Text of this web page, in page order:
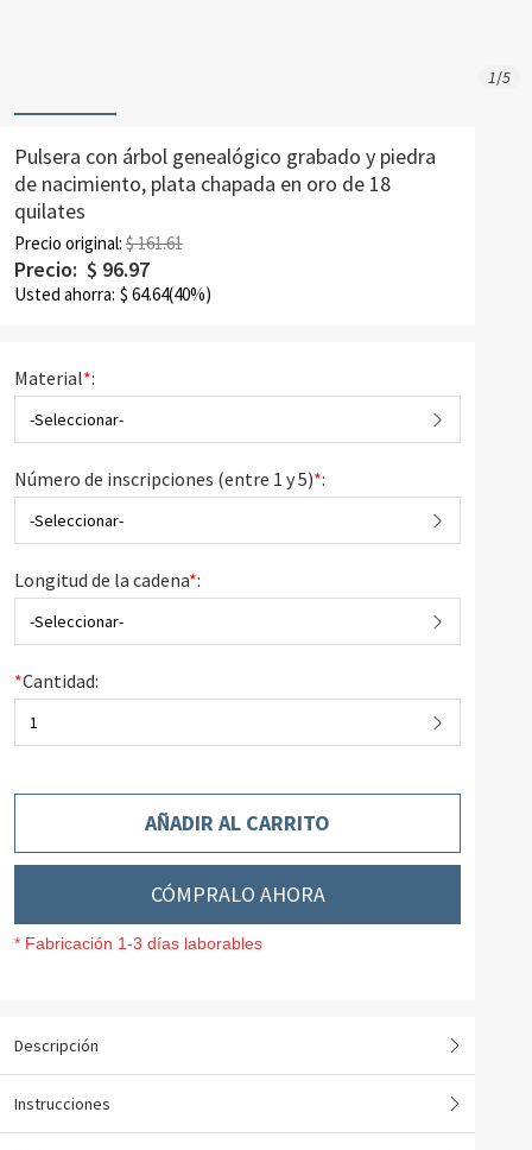
1/5
Pulsera con árbol genealógico grabado y piedra
de nacimiento, plata chapada en oro de 18
quilates
Precio original: $ 161.61
Precio: $ 96.97
Usted ahorra: $ 64.64(40%)
Material*:
-Seleccionar-
Número de inscripciones (entre 1 y 5)*:
-Seleccionar-
Longitud de la cadena*:
-Seleccionar-
*Cantidad:
1
AÑADIR AL CARRITO
CÓMPRALO AHORA
* Fabricación 1-3 días laborables
Descripción
Instrucciones